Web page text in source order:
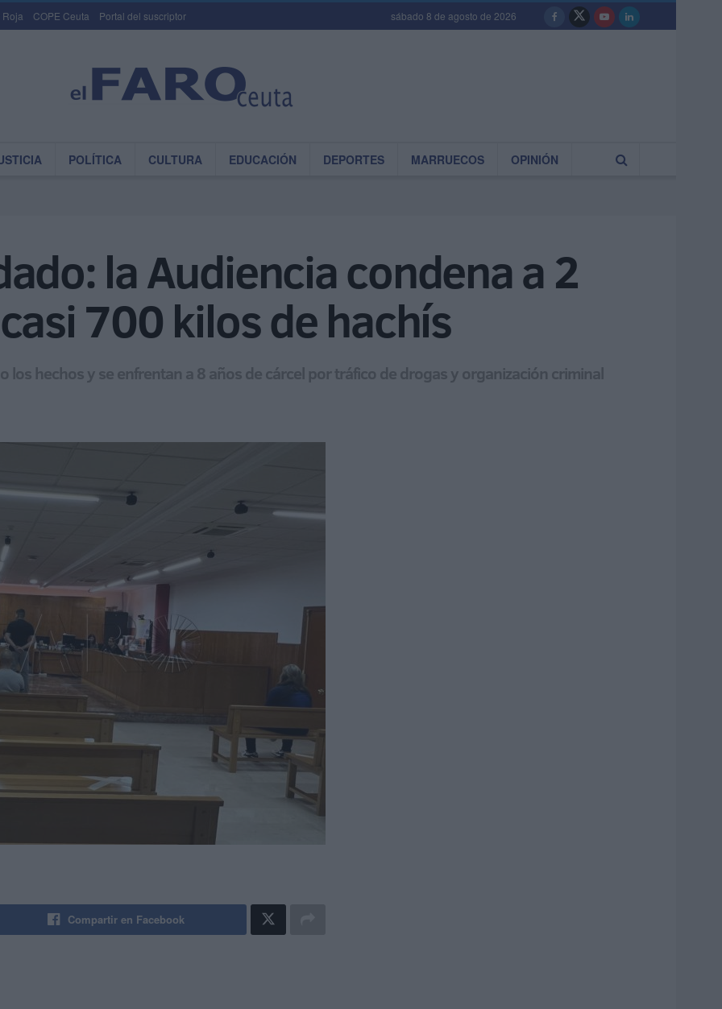
Roja COPE Ceuta Portal del suscriptor sábado 8 de agosto de 2026
POLÍTICA CULTURA EDUCACIÓN DEPORTES MARRUECOS OPINIÓN
la Audiencia condena a 2
700 kilos de hachís
los hechos y se enfrentan a 8 años de cárcel por tráfico de drogas y organización criminal
Compartir en Facebook